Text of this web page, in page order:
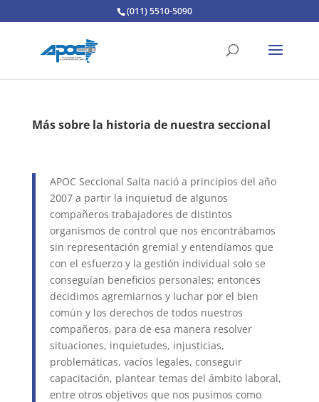
(011) 5510-5090
Más sobre la historia de nuestra seccional
APOC Seccional Salta nació a principios del año
2007 a partir la inquietud de algunos
compañeros trabajadores de distintos
organismos de control que nos encontrábamos
sin representación gremial y entendíamos que
con el esfuerzo y la gestión individual solo se
conseguían beneficios personales; entonces
decidimos agremiarnos y luchar por el bien
común y los derechos de todos nuestros
compañeros, para de esa manera resolver
situaciones, inquietudes, injusticias,
problemáticas, vacíos legales, conseguir
capacitación, plantear temas del ámbito laboral,
entre otros objetivos que nos pusimos como